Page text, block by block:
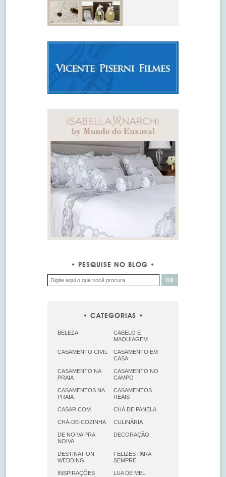
PESQUISE NO BLOG
CATEGORIAS
BELEZA
CABELO E
MAQUIAGEM
CASAMENTO CIVIL
CASAMENTO EM
CASA
CASAMENTO NA
PRAIA
CASAMENTO NO
CAMPO
CASAMENTOS NA
PRAIA
CASAMENTOS
REAIS
CASAR.COM CHÁ DE PANELA
CHÁ-DE-COZINHA CULINÁRIA
DE NOIVA PRA
NOIVA
DECORAÇÃO
DESTINATION
WEDDING
FELIZES PARA
SEMPRE
INSPIRAÇÕES LUA DE MEL